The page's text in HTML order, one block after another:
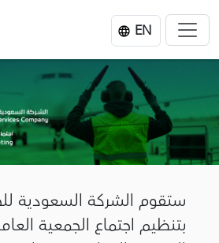
EN
ستقوم الشركة السعودية
بتنظيم اجتماع الجمعية